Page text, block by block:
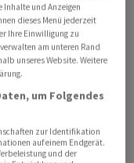
zum Verkäufer
Das
worden.
hätten nicht unter
Verkauf
nicht
ihrer
auf Mikroplastik,
und Anzeigen
dieses Menü jederzeit
Ihre Einwilligung zu
am unteren Rand
unseres Website. Weitere
um Folgendes
zur Identifikation
auf einem Endgerät.
und der